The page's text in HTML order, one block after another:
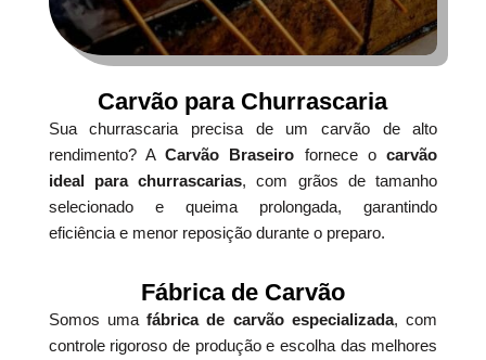
Carvão para Churrascaria
Sua churrascaria precisa de um carvão de alto
rendimento? ACarvão Braseiro fornece ocarvão
ideal para churrascarias, com grãos de tamanho
selecionado e queima prolongada, garantindo
eficiência e menor reposição durante o preparo.
Fábrica de Carvão
Somos umafábrica de carvão especializada, com
controle rigoroso de produção e escolha das melhores